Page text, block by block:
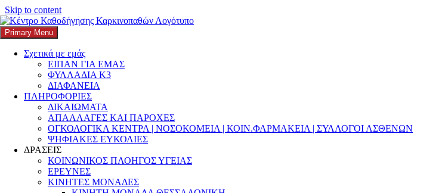
Skip to content
K3
ΚΕΝΤΡΟ ΚΑΘΟΔΗΓΗΣΗΣ ΚΑΡΚΙΝΟΠΑΘΩΝ
Primary Menu
Σχετικά με εμάς
ΕΙΠΑΝ ΓΙΑ ΕΜΑΣ
ΦΥΛΛΑΔΙΑ Κ3
ΔΙΑΦΑΝΕΙΑ
ΠΛΗΡΟΦΟΡΙΕΣ
ΔΙΚΑΙΩΜΑΤΑ
ΑΠΑΛΛΑΓΕΣ ΚΑΙ ΠΑΡΟΧΕΣ
ΟΓΚΟΛΟΓΙΚΑ ΚΕΝΤΡΑ | ΝΟΣΟΚΟΜΕΙΑ | ΚΟΙΝ.ΦΑΡΜΑΚΕΙΑ | ΣΥΛΛΟΓΟΙ ΑΣΘΕΝΩΝ
ΨΗΦΙΑΚΕΣ ΕΥΚΟΛΙΕΣ
ΔΡΑΣΕΙΣ
ΚΟΙΝΩΝΙΚΟΣ ΠΛΟΗΓΟΣ ΥΓΕΙΑΣ
ΕΡΕΥΝΕΣ
ΚΙΝΗΤΕΣ ΜΟΝΑΔΕΣ
Αναζήτηση για: